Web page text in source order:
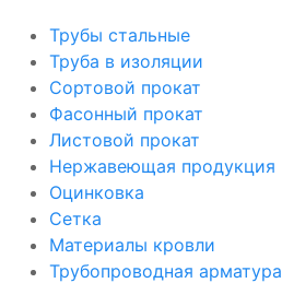
Трубы стальные
Труба в изоляции
Сортовой прокат
Фасонный прокат
Листовой прокат
Нержавеющая продукция
Оцинковка
Сетка
Материалы кровли
Трубопроводная арматура